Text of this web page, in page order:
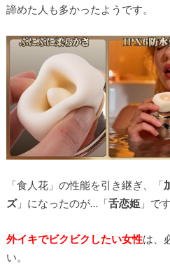
諦めた人も多かったようです。
「食人花」の性能を引き継ぎ、「
ズ」になったのが…「舌恋姫」です
外イキでビクビクしたい女性は、
い。